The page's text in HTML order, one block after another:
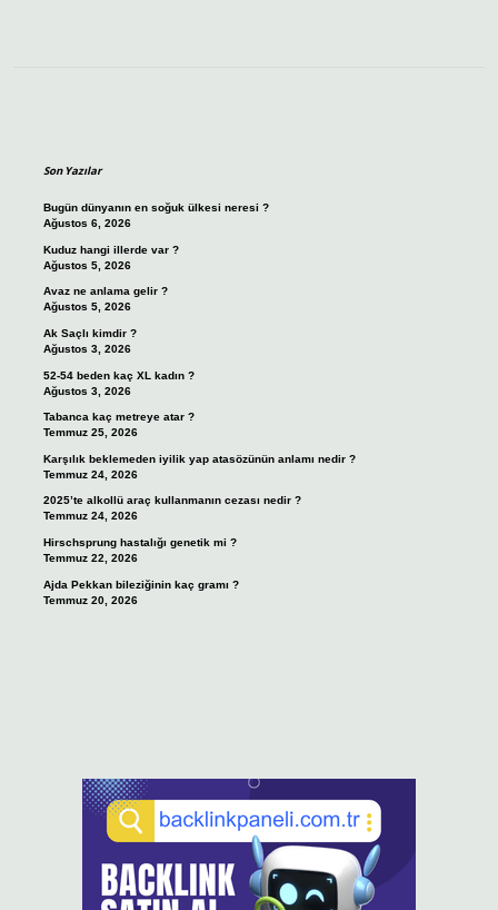
Son Yazılar
Bugün dünyanın en soğuk ülkesi neresi ?
Ağustos 6, 2026
Kuduz hangi illerde var ?
Ağustos 5, 2026
Avaz ne anlama gelir ?
Ağustos 5, 2026
Ak Saçlı kimdir ?
Ağustos 3, 2026
52-54 beden kaç XL kadın ?
Ağustos 3, 2026
Tabanca kaç metreye atar ?
Temmuz 25, 2026
Karşılık beklemeden iyilik yap atasözünün anlamı nedir ?
Temmuz 24, 2026
2025’te alkollü araç kullanmanın cezası nedir ?
Temmuz 24, 2026
Hirschsprung hastalığı genetik mi ?
Temmuz 22, 2026
Ajda Pekkan bileziğinin kaç gramı ?
Temmuz 20, 2026